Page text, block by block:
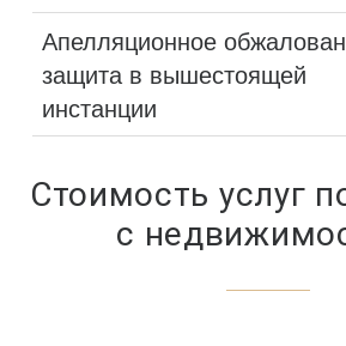
Апелляционное
защита в вышестоящей
инстанции
Стоимость услуг
с